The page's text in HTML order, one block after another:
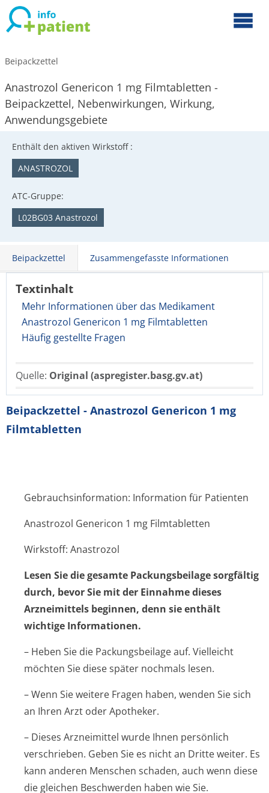
Beipackzettel
Anastrozol Genericon 1 mg Filmtabletten -
Beipackzettel, Nebenwirkungen, Wirkung,
Anwendungsgebiete
Enthält den aktiven Wirkstoff :
ANASTROZOL
ATC-Gruppe:
L02BG03 Anastrozol
Beipackzettel Zusammengefasste Informationen
Textinhalt
Mehr Informationen über das Medikament
Anastrozol Genericon 1 mg Filmtabletten
Häufig gestellte Fragen
Quelle: Original (aspregister.basg.gv.at)
Beipackzettel - Anastrozol Genericon 1 mg
Filmtabletten
Gebrauchsinformation: Information für Patienten
Anastrozol Genericon 1 mg Filmtabletten
Wirkstoff: Anastrozol
Lesen Sie die gesamte Packungsbeilage sorgfältig
durch, bevor Sie mit der Einnahme dieses
Arzneimittels beginnen, denn sie enthält
wichtige Informationen.
– Heben Sie die Packungsbeilage auf. Vielleicht
möchten Sie diese später nochmals lesen.
– Wenn Sie weitere Fragen haben, wenden Sie sich
an Ihren Arzt oder Apotheker.
– Dieses Arzneimittel wurde Ihnen persönlich
verschrieben. Geben Sie es nicht an Dritte weiter. Es
kann anderen Menschen schaden, auch wenn diese
die gleichen Beschwerden haben wie Sie.